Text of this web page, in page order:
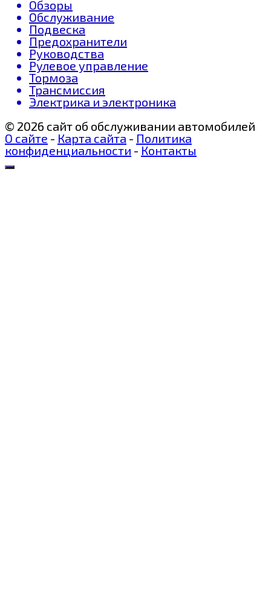
Обзоры
Обслуживание
Подвеска
Предохранители
Руководства
Рулевое управление
Тормоза
Трансмиссия
Электрика и электроника
© 2026 сайт об обслуживании автомобилей
О сайте - Карта сайта - Политика
конфиденциальности - Контакты